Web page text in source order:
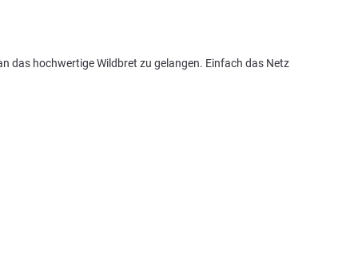
das hochwertige Wildbret zu gelangen. Einfach das Netz